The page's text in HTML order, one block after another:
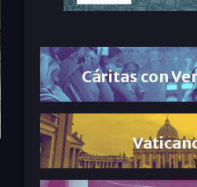
Cáritas con